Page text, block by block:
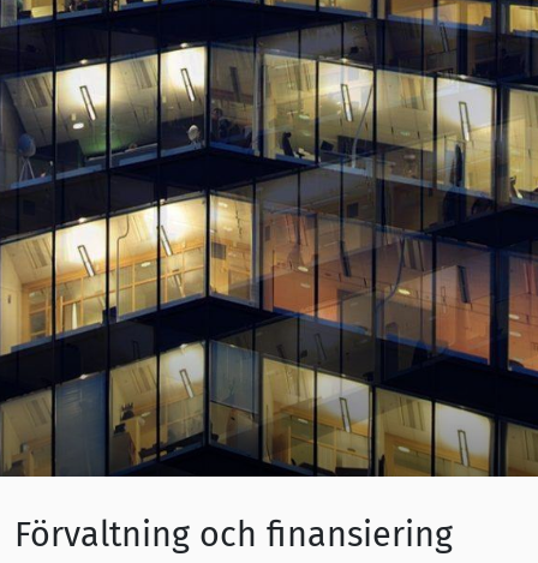
Förvaltning och finansiering